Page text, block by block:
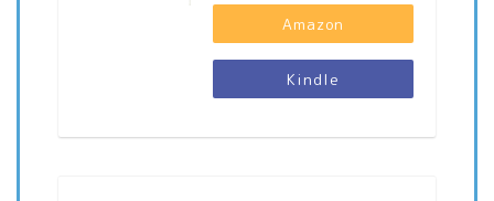
Amazon
Kindle